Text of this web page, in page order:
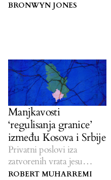
dogovora između Kosova i
BRONWYN JONES
Manjkavosti
‘regulisanja granice’
između Kosova i Srbije
Privatni poslovi iza
zatvorenih vrata jesu
recept za buduće sukobe.
ROBERT MUHARREMI